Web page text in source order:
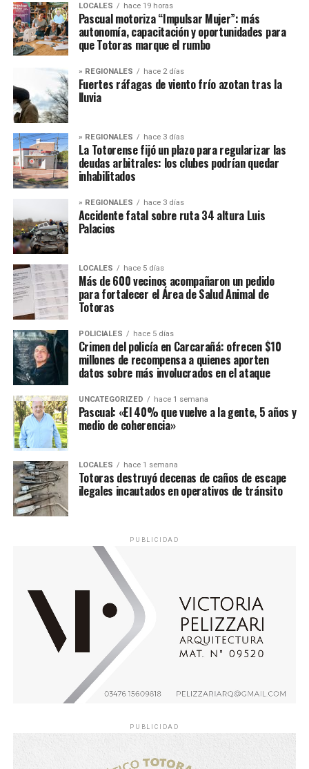
LOCALES hace 19 horas
Pascual motoriza “Impulsar Mujer”: más
autonomía, capacitación y oportunidades para
que Totoras marque el rumbo
» REGIONALES hace 2 días
Fuertes ráfagas de viento frío azotan tras la
lluvia
» REGIONALES hace 3 días
La Totorense fijó un plazo para regularizar las
deudas arbitrales: los clubes podrían quedar
inhabilitados
» REGIONALES hace 3 días
Accidente fatal sobre ruta 34 altura Luis
Palacios
LOCALES hace 5 días
Más de 600 vecinos acompañaron un pedido
para fortalecer el Área de Salud Animal de
Totoras
POLICIALES hace 5 días
Crimen del policía en Carcarañá: ofrecen $10
millones de recompensa a quienes aporten
datos sobre más involucrados en el ataque
UNCATEGORIZED hace 1 semana
Pascual: «El 40% que vuelve a la gente, 5 años y
medio de coherencia»
LOCALES hace 1 semana
Totoras destruyó decenas de caños de escape
ilegales incautados en operativos de tránsito
PUBLICIDAD
PUBLICIDAD